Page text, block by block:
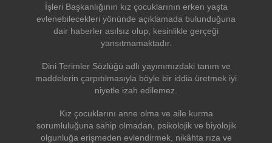
İşleri Başkanlığının kız çocuklarının erken yaşta
evlenebilecekleri yönünde açıklamada bulunduğuna
dair haberler asılsız olup, kesinlikle gerçeği
yansıtmamaktadır.
Dini Terimler Sözlüğü adlı yayınımızdaki tanım ve
maddelerin çarpıtılmasıyla böyle bir iddia üretmek iyi
niyetle izah edilemez.
Kız çocuklarını anne olma ve aile kurma
sorumluluğuna sahip olmadan, psikolojik ve biyolojik
olgunluğa erişmeden evlendirmek, nikâhta rıza ve